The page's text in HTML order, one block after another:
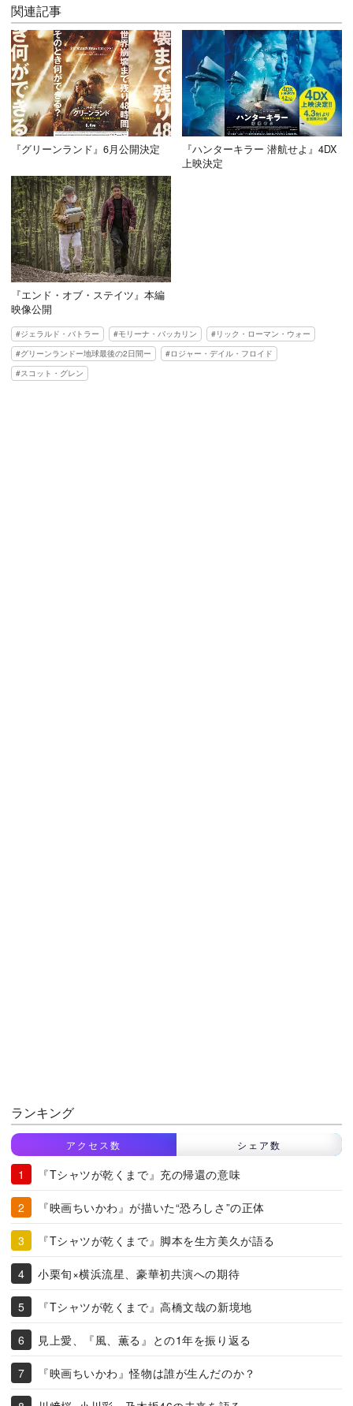
関連記事
『グリーンランド』6月公開決定
『ハンターキラー 潜航せよ』4DX
上映決定
『エンド・オブ・ステイツ』本編
映像公開
ジェラルド・バトラー モリーナ・バッカリン
リック・ローマン・ウォー
グリーンランドー地球最後の2日間ー
ロジャー・デイル・フロイド
スコット・グレン
ランキング
アクセス数 シェア数
『Tシャツが乾くまで』充の帰還の意味
『映画ちいかわ』が描いた“恐ろしさ”の正体
『Tシャツが乾くまで』脚本を生方美久が語る
小栗旬×横浜流星、豪華初共演への期待
『Tシャツが乾くまで』高橋文哉の新境地
見上愛、『風、薫る』との1年を振り返る
『映画ちいかわ』怪物は誰が生んだのか？